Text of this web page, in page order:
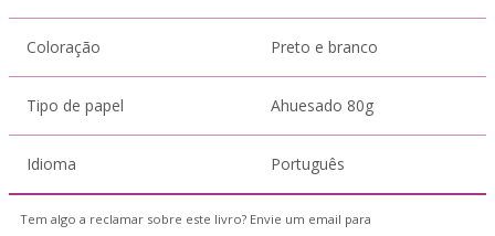
Coloração Preto e branco
Tipo de papel Ahuesado 80g
Idioma Português
Tem algo a reclamar sobre este livro? Envie um email para